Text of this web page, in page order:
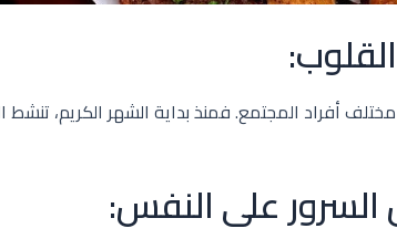
أفراد المجتمع. فمنذ بداية الشهر الكريم،
على النفس: